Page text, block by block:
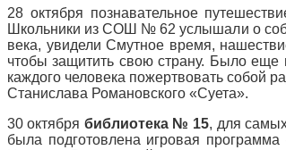
28 октября познавательное
Школьники из СОШ № 62 услышали о
века, увидели Смутное время,
чтобы защитить свою страну. Было еще
каждого человека пожертвовать собой
Станислава Романовского «Суета».
30 октября библиотека № 15, для
была подготовлена игровая